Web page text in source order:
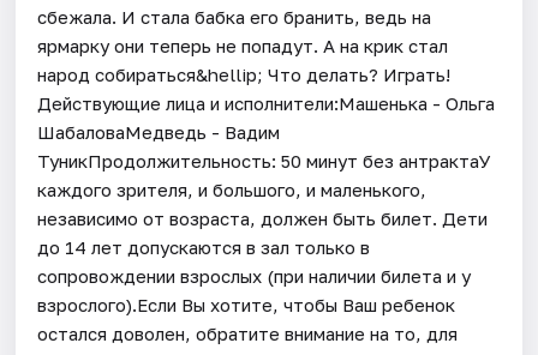
сбежала. И стала бабка его бранить, ведь на
ярмарку они теперь не попадут. А на крик стал
народ собираться&hellip; Что делать? Играть!
Действующие лица и исполнители:Машенька - Ольга
ШабаловаМедведь - Вадим
ТуникПродолжительность: 50 минут без антрактаУ
каждого зрителя, и большого, и маленького,
независимо от возраста, должен быть билет. Дети
до 14 лет допускаются в зал только в
сопровождении взрослых (при наличии билета и у
взрослого).Если Вы хотите, чтобы Ваш ребенок
остался доволен, обратите внимание на то, для